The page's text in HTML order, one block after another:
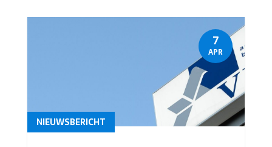
NIEUWSBERICHT
7
APR